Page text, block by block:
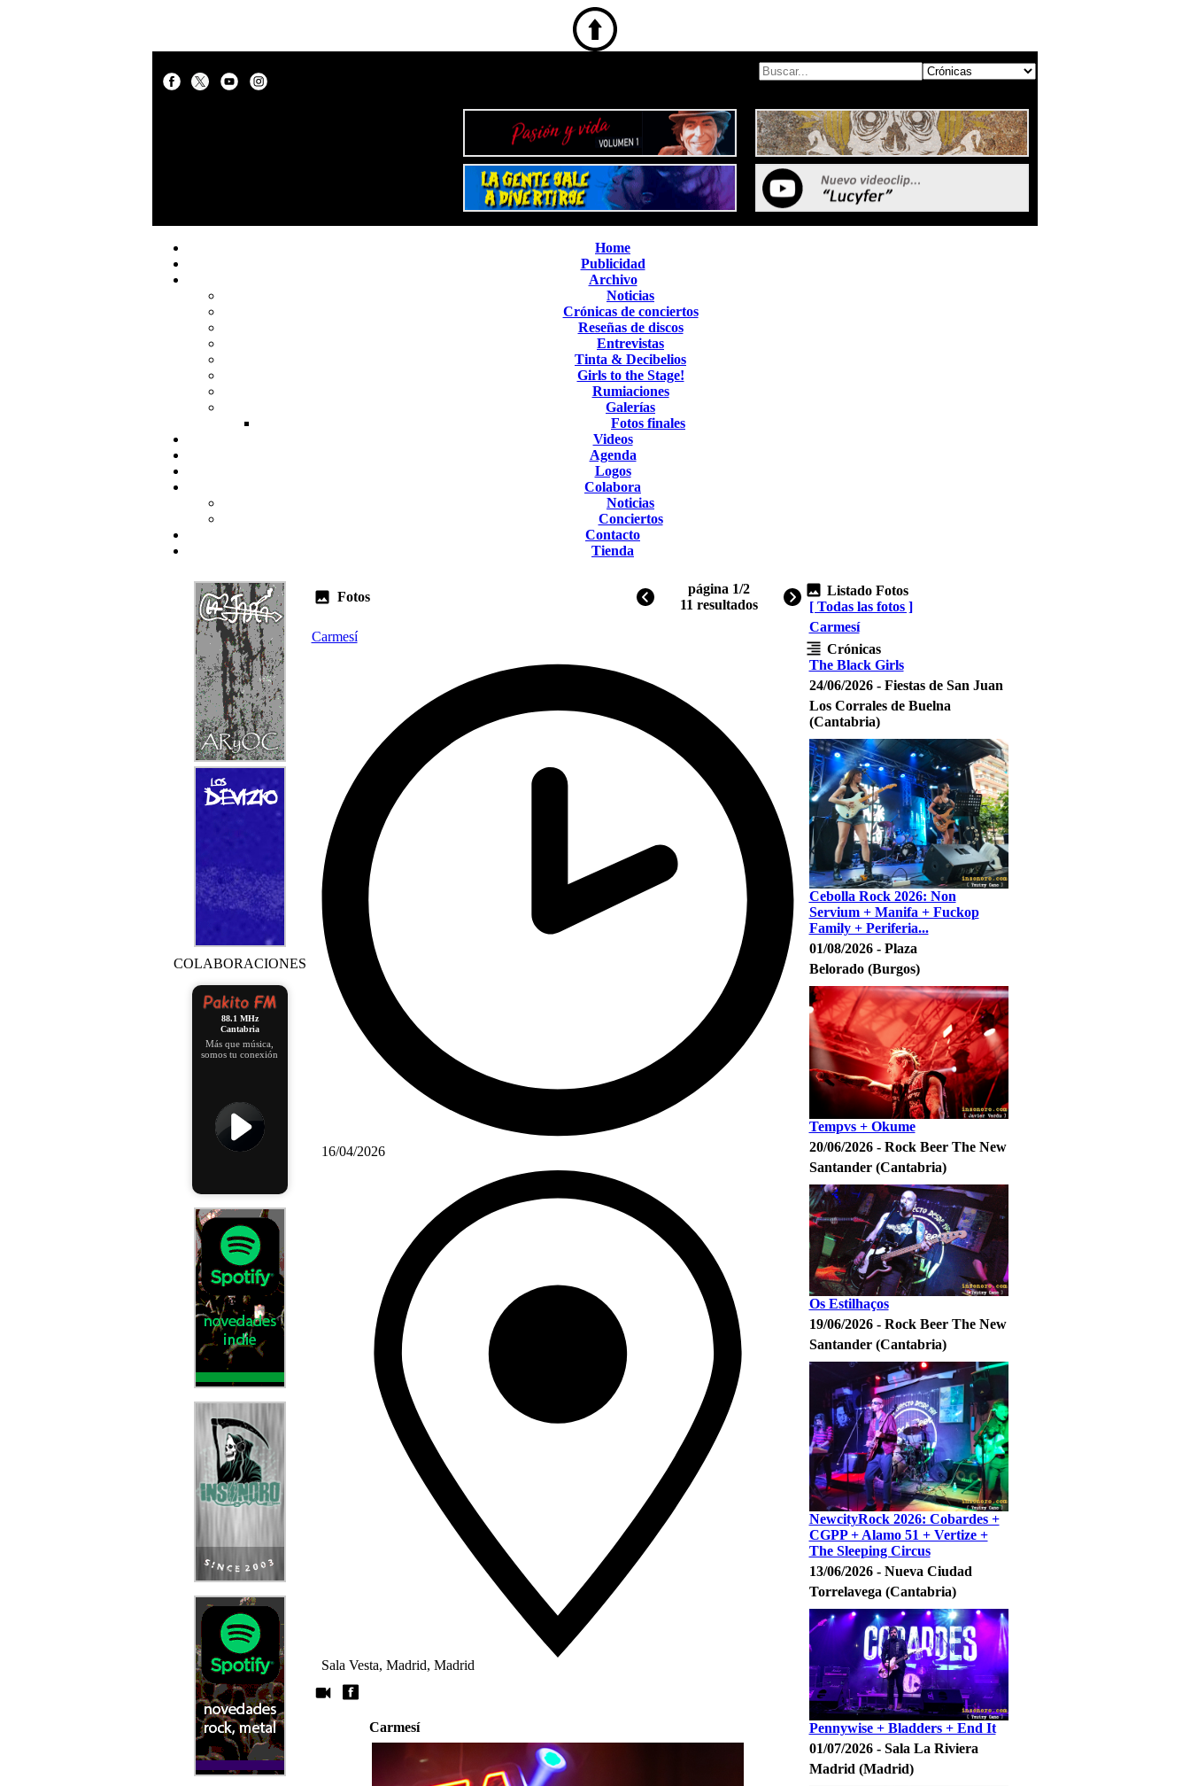
Home
Publicidad
Archivo
Noticias
Crónicas de conciertos
Reseñas de discos
Entrevistas
Tinta & Decibelios
Girls to the Stage!
Rumiaciones
Galerías
Fotos finales
Videos
Agenda
Logos
Colabora
Noticias
Conciertos
Contacto
Tienda
COLABORACIONES
88.1 MHz
Cantabria
Más que música,
somos tu conexión
Fotos
página 1/2
11 resultados
Carmesí
16/04/2026
Sala Vesta, Madrid, Madrid
Carmesí
Listado Fotos
[ Todas las fotos ]
Carmesí
Crónicas
The Black Girls
24/06/2026 - Fiestas de San Juan
Los Corrales de Buelna
(Cantabria)
Cebolla Rock 2026: Non
Servium + Manifa + Fuckop
Family + Periferia...
01/08/2026 - Plaza
Belorado (Burgos)
Tempvs + Okume
20/06/2026 - Rock Beer The New
Santander (Cantabria)
Os Estilhaços
19/06/2026 - Rock Beer The New
Santander (Cantabria)
NewcityRock 2026: Cobardes +
CGPP + Alamo 51 + Vertize +
The Sleeping Circus
13/06/2026 - Nueva Ciudad
Torrelavega (Cantabria)
Pennywise + Bladders + End It
01/07/2026 - Sala La Riviera
Madrid (Madrid)